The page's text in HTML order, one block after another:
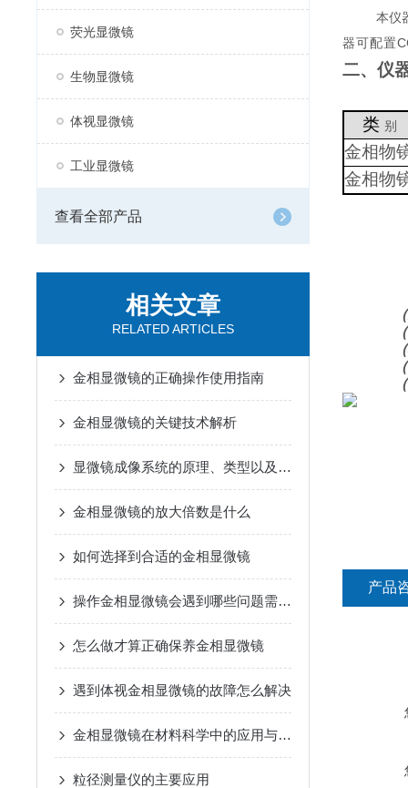
荧光显微镜
生物显微镜
体视显微镜
工业显微镜
查看全部产品
相关文章
RELATED ARTICLES
金相显微镜的正确操作使用指南
金相显微镜的关键技术解析
显微镜成像系统的原理、类型以及应用
金相显微镜的放大倍数是什么
如何选择到合适的金相显微镜
操作金相显微镜会遇到哪些问题需要解决
怎么做才算正确保养金相显微镜
遇到体视金相显微镜的故障怎么解决
金相显微镜在材料科学中的应用与发展
粒径测量仪的主要应用
本仪
器可配置
二、仪
类 别
金相物
金相物
产品